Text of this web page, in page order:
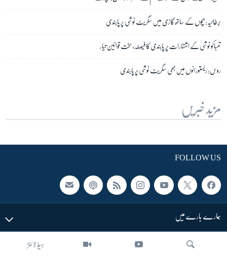
ہیڈ لائنز
برطانیہ: بچوں کے ساتھ گاڑی میں سگریٹ نوشی پر پابندی
تمباکو نوشی کے اشتہارات پر پابندی کا فیصلہ، سخت قوانین تیار
روس: ریستورانوں میں بھی سگریٹ نوشی پر پابندی
مزید خبریں
FOLLOW US
ہمارے بارے میں